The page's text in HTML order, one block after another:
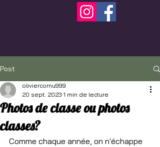
Post
Photos de classe ou photos
classes?
oliviercornu999
20 sept. 2023 1 min de lecture
Comme chaque année, on n'échappe